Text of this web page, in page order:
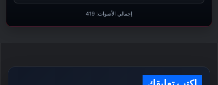
إجمالي الأصوات: 419